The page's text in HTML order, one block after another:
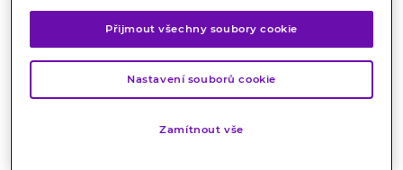
(akutní bronchitidu), které se může projevovat: suchým
dráždivým kašlem a bolestí při kašli, vlhkým kašlem s
obtížným vykašláváním hlenu, zvýšenou teplotou,
zánětem horních cest dýchacích.
Přijmout všechny soubory cookie
Nastavení souborů cookie
Zamítnout vše